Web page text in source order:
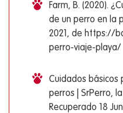
Farm, B. (2020).
de un perro en la
2021, de https://
perro-viaje-playa/
Cuidados básicos
perros | SrPerro,
Recuperado 18